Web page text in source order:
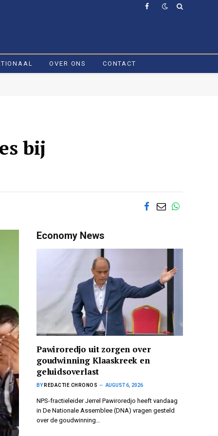
Facebook
OVER ONS CONTACT
bij
Economy News
Pawiroredjo uit zorgen over
goudwinning Klaaskreek en
geluidsoverlast
BY REDACTIE CHRONOS AUGUST 6, 2026
NPS-fractieleider Jerrel Pawiroredjo heeft vandaag
in De Nationale Assemblee (DNA) vragen gesteld
over de goudwinning…